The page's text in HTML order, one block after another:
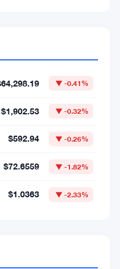
▼ -0.41%
$1,902.53 ▼ -0.32%
$592.94 ▼ -0.26%
$72.6559 ▼ -1.82%
$1.0363 ▼ -2.33%